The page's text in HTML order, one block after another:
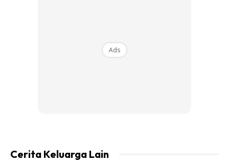
Ads
Cerita Keluarga Lain